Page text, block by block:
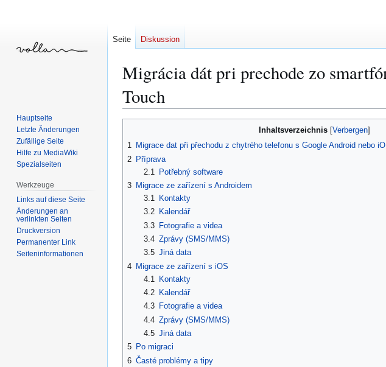
Migrácia dát pri prechode zo
Touch
springen
springen
Inhaltsverzeichnis
1 Migrace dat při přechodu z chytrého telefonu s Google Android nebo
2 Příprava
2.1
Potřebný software
3 Migrace ze zařízení s Androidem
3.1
Kontakty
3.2
Kalendář
3.3
Fotografie a videa
3.4 Zprávy (SMS/MMS)
3.5 Jiná data
4 Migrace ze zařízení s iOS
4.1
Kontakty
4.2
Kalendář
4.3
Fotografie a videa
4.4 Zprávy (SMS/MMS)
4.5 Jiná data
5 Po migraci
6 Časté problémy a tipy
Seite Diskussion
Hauptseite
Letzte Änderungen
Zufällige Seite
Hilfe zu MediaWiki
Spezialseiten
Werkzeuge
Links auf diese Seite
Änderungen an
verlinkten Seiten
Druckversion
Permanenter Link
Seiten­­informationen